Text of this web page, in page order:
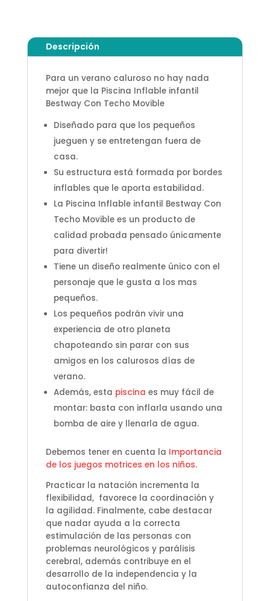
cantidadDescripción
Para un verano caluroso no hay nada
mejor que la Piscina Inflable infantil
Bestway Con Techo Movible
Diseñado para que los pequeños
jueguen y se entretengan fuera de
casa.
Su estructura está formada por bordes
inflables que le aporta estabilidad.
La Piscina Inflable infantil Bestway Con
Techo Movible es un producto de
calidad probada pensado únicamente
para divertir!
Tiene un diseño realmente único con el
personaje que le gusta a los mas
pequeños.
Los pequeños podrán vivir una
experiencia de otro planeta
chapoteando sin parar con sus
amigos en los calurosos días de
verano.
Además, esta piscina es muy fácil de
montar: basta con inflarla usando una
bomba de aire y llenarla de agua.
Debemos tener en cuenta la Importancia
de los juegos motrices en los niños.
Practicar la natación incrementa la
flexibilidad, favorece la coordinación y
la agilidad. Finalmente, cabe destacar
que nadar ayuda a la correcta
estimulación de las personas con
problemas neurológicos y parálisis
cerebral, además contribuye en el
desarrollo de la independencia y la
autoconfianza del niño.